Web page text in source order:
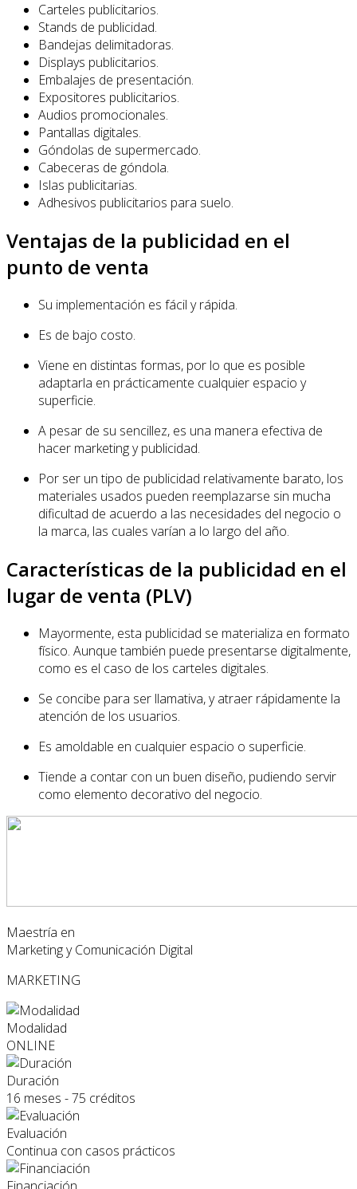
Carteles publicitarios.
Stands de publicidad.
Bandejas delimitadoras.
Displays publicitarios.
Embalajes de presentación.
Expositores publicitarios.
Audios promocionales.
Pantallas digitales.
Góndolas de supermercado.
Cabeceras de góndola.
Islas publicitarias.
Adhesivos publicitarios para suelo.
Ventajas de la publicidad en el
punto de venta
Su implementación es fácil y rápida.
Es de bajo costo.
Viene en distintas formas, por lo que es posible
adaptarla en prácticamente cualquier espacio y
superficie.
A pesar de su sencillez, es una manera efectiva de
hacer marketing y publicidad.
Por ser un tipo de publicidad relativamente barato, los
materiales usados pueden reemplazarse sin mucha
dificultad de acuerdo a las necesidades del negocio o
la marca, las cuales varían a lo largo del año.
Características de la publicidad en el
lugar de venta (PLV)
Mayormente, esta publicidad se materializa en formato
físico. Aunque también puede presentarse digitalmente,
como es el caso de los carteles digitales.
Se concibe para ser llamativa, y atraer rápidamente la
atención de los usuarios.
Es amoldable en cualquier espacio o superficie.
Tiende a contar con un buen diseño, pudiendo servir
como elemento decorativo del negocio.
Maestría en
Marketing y Comunicación Digital
MARKETING
Modalidad
ONLINE
Duración
16 meses - 75 créditos
Evaluación
Continua con casos prácticos